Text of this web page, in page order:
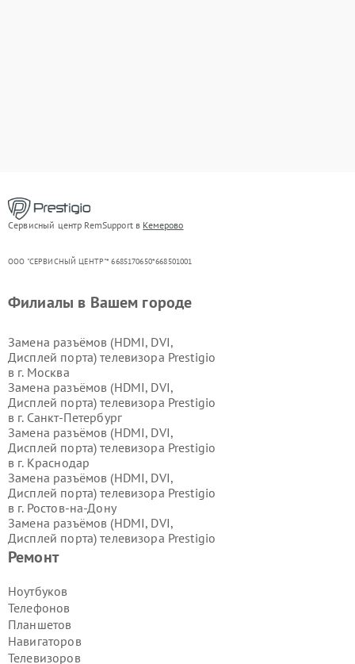
Сервисный центр RemSupport в Кемерово
ООО "СЕРВИСНЫЙ ЦЕНТР"* 6685170650*668501001
Ремонт
Ноутбуков
Телефонов
Планшетов
Навигаторов
Телевизоров
Филиалы в Вашем городе
Замена разъёмов (HDMI, DVI,
Дисплей порта) телевизора Prestigio
в г. Москва
Замена разъёмов (HDMI, DVI,
Дисплей порта) телевизора Prestigio
в г. Санкт-Петербург
Замена разъёмов (HDMI, DVI,
Дисплей порта) телевизора Prestigio
в г. Краснодар
Замена разъёмов (HDMI, DVI,
Дисплей порта) телевизора Prestigio
в г. Ростов-на-Дону
Замена разъёмов (HDMI, DVI,
Дисплей порта) телевизора Prestigio
в г.Нижний Новгород
Дисплей порта) телевизора Prestigio
в г.Новосибирск
Замена разъёмов (HDMI, DVI,
Дисплей порта) телевизора Prestigio
в г.Екатеринбург
Замена разъёмов (HDMI, DVI,